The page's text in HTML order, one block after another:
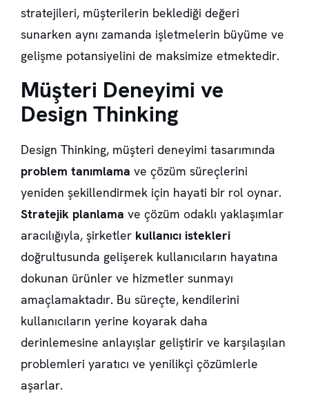
stratejileri, müşterilerin beklediği değeri
sunarken aynı zamanda işletmelerin büyüme ve
gelişme potansiyelini de maksimize etmektedir.
Müşteri Deneyimi ve
Design Thinking
Design Thinking, müşteri deneyimi tasarımında
problem tanımlama ve çözüm süreçlerini
yeniden şekillendirmek için hayati bir rol oynar.
Stratejik planlama ve çözüm odaklı yaklaşımlar
aracılığıyla, şirketler kullanıcı istekleri
doğrultusunda gelişerek kullanıcıların hayatına
dokunan ürünler ve hizmetler sunmayı
amaçlamaktadır. Bu süreçte, kendilerini
kullanıcıların yerine koyarak daha
derinlemesine anlayışlar geliştirir ve karşılaşılan
problemleri yaratıcı ve yenilikçi çözümlerle
aşarlar.